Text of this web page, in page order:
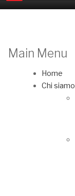
Main Menu
Home
Chi siamo